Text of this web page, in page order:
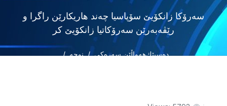
سەرۆکا زانکۆیێ سۆپاسیا چەند هاریکارێن راگرا و
رێڤەبەرێن سەرۆکاتیا زانکۆیێ کر
دەسپێكهەواڵێن سەرەکی
نوچە